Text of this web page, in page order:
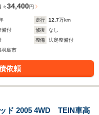
々34,400円
走行 12.7万km
備付 修復
なし
整備
法定整備付
羽島市
依頼
ド 2005 4WD TEIN車高